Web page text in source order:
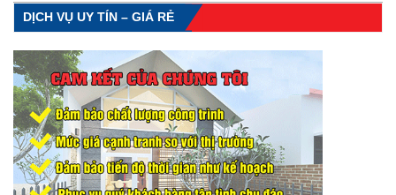
DỊCH VỤ UY TÍN – GIÁ RẺ